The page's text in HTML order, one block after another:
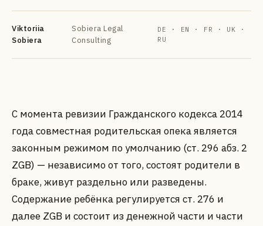
DE РУ
Viktoriia
Sobiera
Sobiera Legal
Consulting
DE · EN · FR · UK ·
RU
С момента ревизии Гражданского кодекса 2014
года совместная родительская опека является
законным режимом по умолчанию (ст. 296 абз. 2
ZGB) — независимо от того, состоят родители в
браке, живут раздельно или разведены.
Содержание ребёнка регулируется ст. 276 и
далее ZGB и состоит из денежной части и части